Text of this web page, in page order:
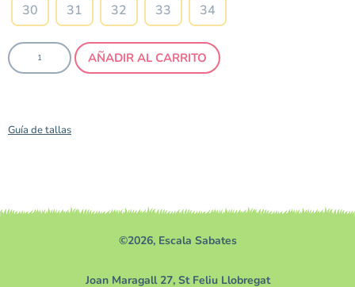
30 31 32 33 34
AÑADIR AL CARRITO
Guía de tallas
©2026, Escala Sabates
Joan Maragall 27, St Feliu Llobregat